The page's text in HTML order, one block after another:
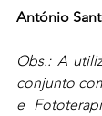
António
Obs.: A
conjunto
e